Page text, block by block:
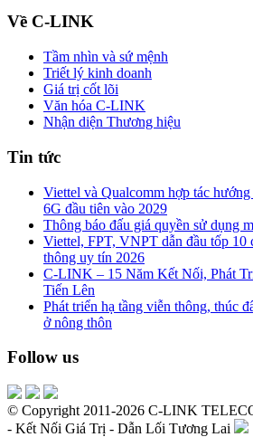
Về C-LINK
Tầm nhìn và sứ mệnh
Triết lý kinh doanh
Giá trị cốt lõi
Văn hóa C-LINK
Nhận diện Thương hiệu
Tin tức
Viettel và Qualcomm hợp tác
6G đầu tiên vào 2029
Thông báo đấu giá quyền sử dụng
Viettel, FPT, VNPT dẫn đầu tốp 10
thông uy tín 2026
C-LINK – 15 Năm Kết Nối, Phát
Tiến Lên
Phát triển hạ tầng viễn thông, thúc
ở nông thôn
Follow us
© Copyright 2011-2026 C-LINK
- Kết Nối Giá Trị - Dẫn Lối Tương Lai